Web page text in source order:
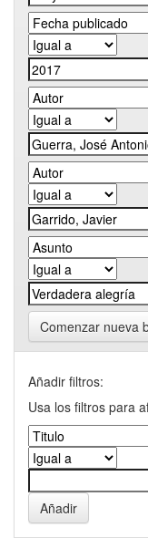
Comenzar nueva
Añadir filtros:
Usa los filtros para